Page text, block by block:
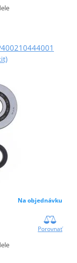
Na objednávku
Porovnať